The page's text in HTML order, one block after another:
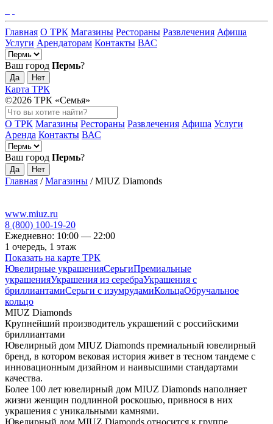
Главная О ТРК Магазины Рестораны Развлечения Афиша
Услуги Арендаторам Контакты ВАС
Ваш город Пермь?
Да Нет
Карта ТРК
©2026 ТРК «Семья»
О ТРК Магазины Рестораны Развлечения Афиша Услуги
Аренда Контакты ВАС
Ваш город Пермь?
Да Нет
Главная /Магазины /MIUZ Diamonds
www.miuz.ru
8 (800) 100-19-20
Ежедневно: 10:00 — 22:00
1 очередь, 1 этаж
Показать на карте ТРК
Ювелирные украшенияСерьгиПремиальные
украшенияУкрашения из серебраУкрашения с
бриллиантамиСерьги с изумрудамиКольцаОбручальное
кольцо
MIUZ Diamonds
Крупнейший производитель украшений с российскими
бриллиантами
Ювелирный дом MIUZ Diamonds премиальный ювелирный
бренд, в котором вековая история живет в тесном тандеме с
инновационным дизайном и наивысшими стандартами
качества.
Более 100 лет ювелирный дом MIUZ Diamonds наполняет
жизни женщин подлинной роскошью, привнося в них
украшения c уникальными камнями.
Ювелирный дом MIUZ Diamonds относится к группе